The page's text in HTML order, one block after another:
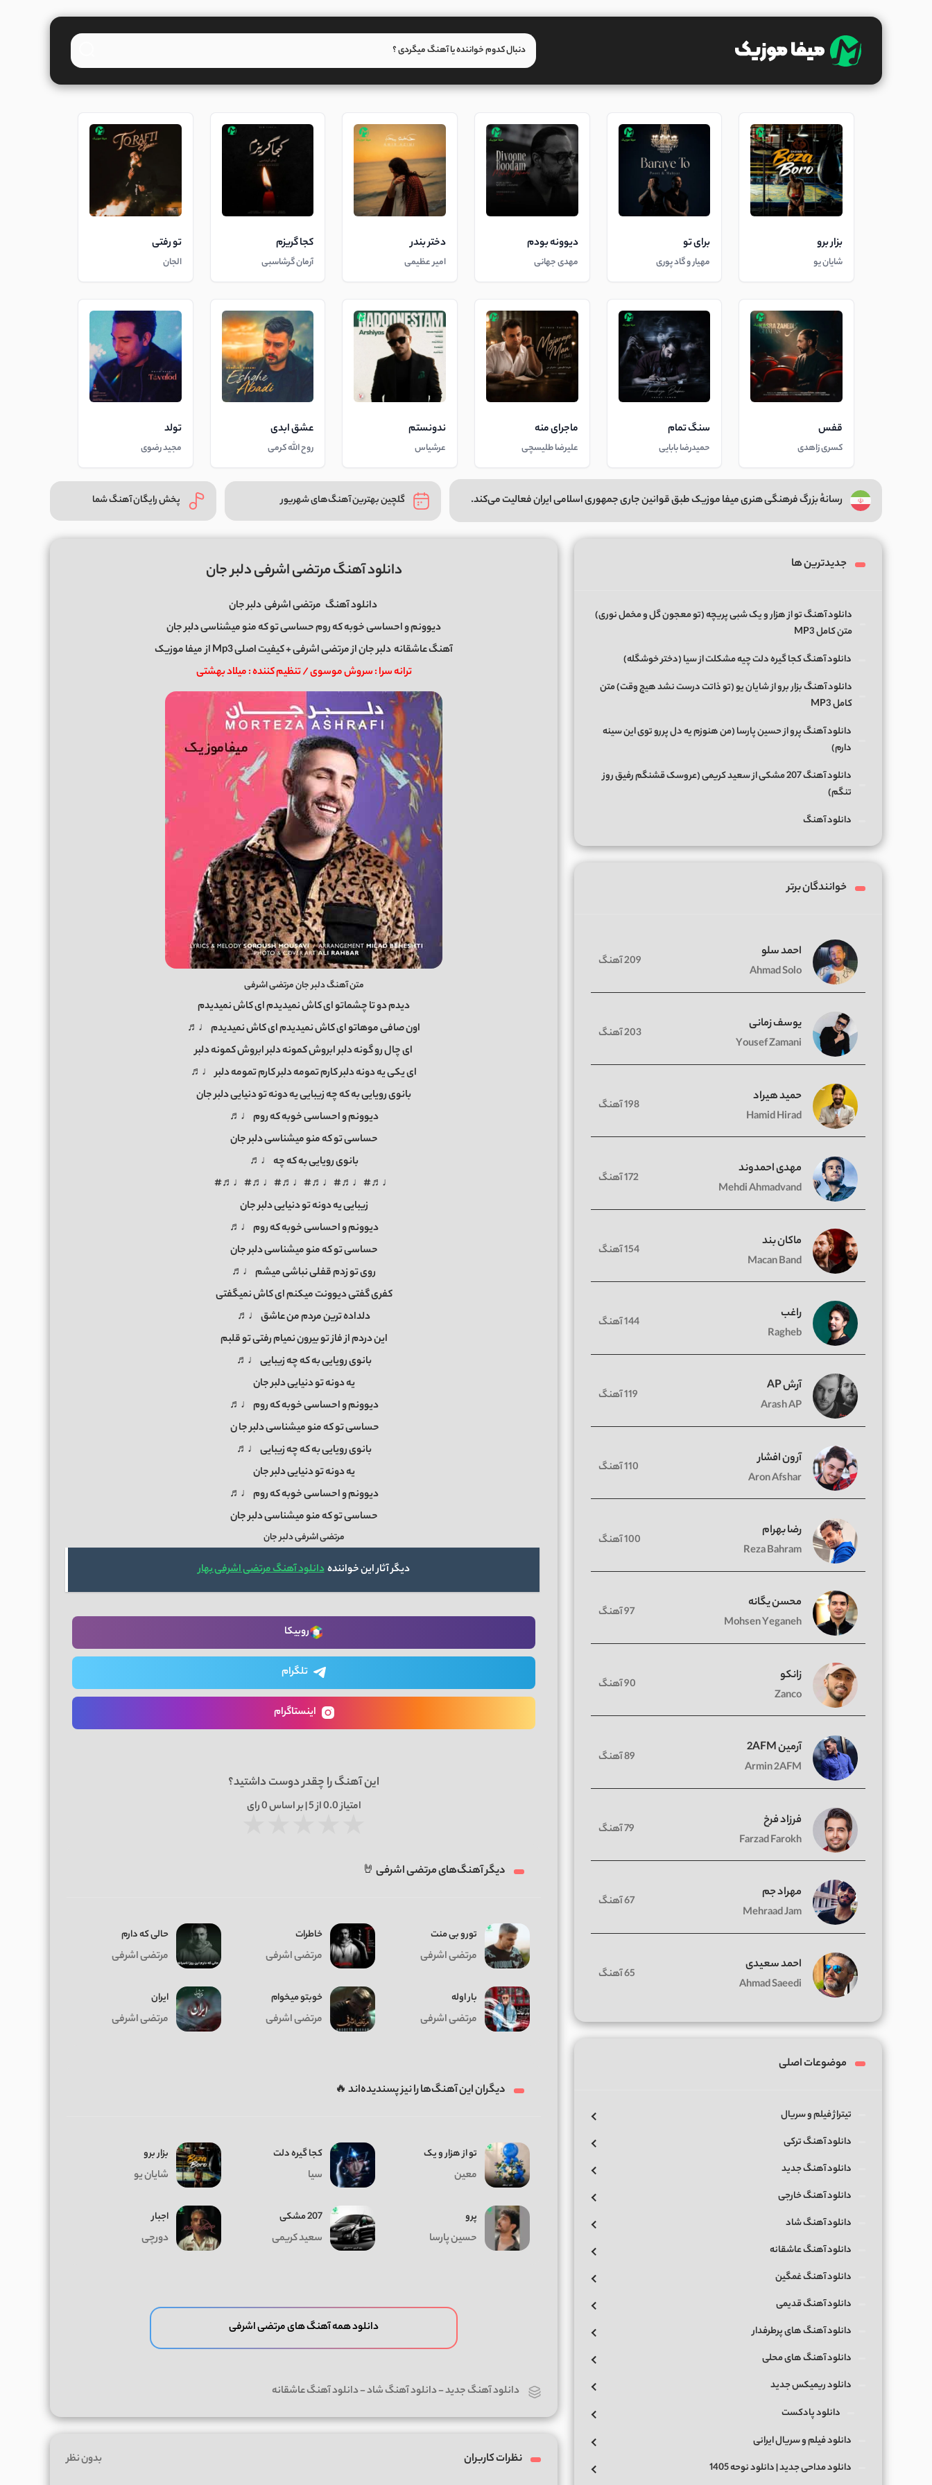
بزار برو
شایان یو
برای تو
مهیار و گاد پوری
دیوونه بودم
مهدی جهانی
دختر بندر
امیر عظیمی
کجا گریزم
آرمان گرشاسبی
تو رفتی
الجان
قفس
کسری زاهدی
سنگ تمام
حمیدرضا بابایی
ماجرای منه
علیرضا طلیسچی
ندونستم
عرشیاس
عشق ابدی
روح الله کرمی
تولد
مجید رضوی
رسانهٔ بزرگ فرهنگی هنری میفا موزیک طبق قوانین جاری جمهوری اسلامی ایران فعالیت می‌کند. گلچین بهترین آهنگ‌های شهریور پخش رایگان آهنگ شما
دانلود آهنگ مرتضی اشرفی دلبر جان
دانلود آهنگ مرتضی اشرفیدلبر جان
دیوونم و احساسی خوبه که روم حساسی تو که منو میشناسی دلبر جان
آهنگ عاشقانهدلبر جانازمرتضی اشرفی+ کیفیت اصلی Mp3 از
میفا موزیک
ترانه سرا : سروش موسوی / تنظیم کننده : میلاد بهشتی
متن آهنگ دلبر جان مرتضی اشرفی
دیدم دو تا چشماتو ای کاش نمیدیدم ای کاش نمیدیدم
اون صافی موهاتو ای کاش نمیدیدم ای کاش نمیدیدم ♩♬
ای چال رو گونه دلبر ابروش کمونه دلبر ابروش کمونه دلبر
ای یکی یه دونه دلبر کارم تمومه دلبر کارم تمومه دلبر ♩♬
بانوی رویایی به که چه زیبایی یه دونه تو دنیایی دلبر جان
دیوونم و احساسی خوبه که روم ♩♬
حساسی تو که منو میشناسی دلبر جان
بانوی رویایی به که چه ♩♬
♩♬#♩♬#♩♬#♩♬#♩♬#♩♬#
زیبایی یه دونه تو دنیایی دلبر جان
دیوونم و احساسی خوبه که روم ♩♬
حساسی تو که منو میشناسی دلبر جان
روی تو زدم قفلی نباشی میشم ♩♬
کفری گفتی دیوونت میکنم ای کاش نمیگفتی
دلداده ترین مردم من عاشق ♩♬
این دردم از فاز تو بیرون نمیام رفتی تو قلبم
بانوی رویایی به که چه زیبایی ♩♬
یه دونه تو دنیایی دلبر جان
دیوونم و احساسی خوبه که روم ♩♬
حساسی تو که منو میشناسی دلبر جان
بانوی رویایی به که چه زیبایی ♩♬
یه دونه تو دنیایی دلبر جان
دیوونم و احساسی خوبه که روم ♩♬
حساسی تو که منو میشناسی دلبر جان
مرتضی اشرفی دلبر جان
دیگر آثار این خوانندهدانلود آهنگ مرتضی اشرفی بهار
روبیکا
تلگرام
اینستاگرام
این آهنگ را چقدر دوست داشتید؟
امتیاز0.0از 5 | بر اساس 0رای
دیگر آهنگ‌های مرتضی اشرفی 🤘
تورو بی منت
مرتضی اشرفی
خاطرات
مرتضی اشرفی
حالی که دارم
مرتضی اشرفی
بار اوله
مرتضی اشرفی
خوبتو میخوام
مرتضی اشرفی
ایران
مرتضی اشرفی
دیگران این آهنگ‌ها را نیز پسندیده‌اند 🔥
تو از هزار و یک
معین
کجا گیره دلت
سیا
بزار برو
شایان یو
پرو
حسین پارسا
207 مشکی
سعید کریمی
اجبار
دورچی
دانلود همه آهنگ های مرتضی اشرفی
دانلود آهنگ جدید-دانلود آهنگ شاد-دانلود آهنگ عاشقانه
نظرات کاربران بدون نظر
جدیدترین ها
دانلود آهنگ تو از هزار و یک شبی پریچه (تو معجون گل و مخمل نوری)
متن کامل MP3
دانلود آهنگ کجا گیره دلت چیه مشکلت از سیا (دختر خوشگله)
دانلود آهنگ بزار برو از شایان یو (تو ذاتت درست نشد هیچ وقت) متن
کامل MP3
دانلود آهنگ پرو از حسین پارسا (من هنوزم یه دل پررو توی این سینه
دارم)
دانلود آهنگ 207 مشکی از سعید کریمی (عروسک قشنگم رفیق روز
تنگم)
دانلود آهنگ
خوانندگان برتر
احمد سلو
Ahmad Solo
209 آهنگ
یوسف زمانی
Yousef Zamani
203 آهنگ
حمید هیراد
Hamid Hirad
198 آهنگ
مهدی احمدوند
Mehdi Ahmadvand
172 آهنگ
ماکان بند
Macan Band
154 آهنگ
راغب
Ragheb
144 آهنگ
آرش AP
Arash AP
119 آهنگ
آرون افشار
Aron Afshar
110 آهنگ
رضا بهرام
Reza Bahram
100 آهنگ
محسن یگانه
Mohsen Yeganeh
97 آهنگ
زانکو
Zanco
90 آهنگ
آرمین 2AFM
Armin 2AFM
89 آهنگ
فرزاد فرخ
Farzad Farokh
79 آهنگ
مهراد جم
Mehraad Jam
67 آهنگ
احمد سعیدی
Ahmad Saeedi
65 آهنگ
موضوعات اصلی
تیتراژ فیلم و سریال
دانلود آهنگ ترکی
دانلود آهنگ جدید
دانلود آهنگ خارجی
دانلود آهنگ شاد
دانلود آهنگ عاشقانه
دانلود آهنگ غمگین
دانلود آهنگ قدیمی
دانلود آهنگ های پرطرفدار
دانلود آهنگ های محلی
دانلود ریمیکس جدید
دانلود پادکست
دانلود فیلم و سریال ایرانی
دانلود مداحی جدید | دانلود نوحه 1405